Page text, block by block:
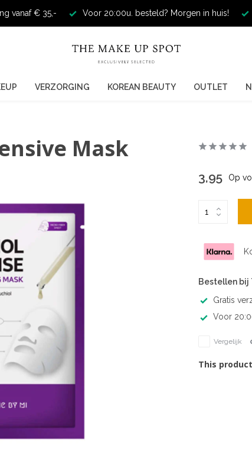
vanaf € 35,- Voor 20:00u. besteld? Morgen in huis!
VERZORGING KOREAN BEAUTY OUTLET
Mask
3,95 Op
Bestellen bij
Gratis
Voor
Vergelijk
This